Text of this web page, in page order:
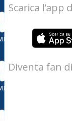
Scarica l’app
Diventa fan